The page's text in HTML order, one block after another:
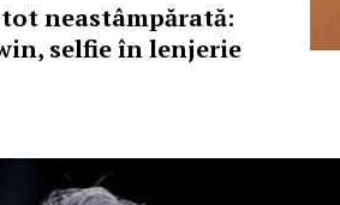
neastâmpărată:
selfie în lenjerie